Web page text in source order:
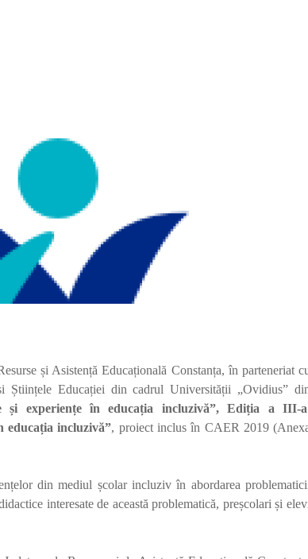
și Asistență Educațională Constanța, în parteneriat
Științele Educației din cadrul Universității „Ovidius”
și experiențe în educația incluzivă”, Ediția a III-a
educația incluzivă”, proiect inclus în CAER 2019
din mediul școlar incluziv în abordarea
interesate de această problematică, preșcolari și